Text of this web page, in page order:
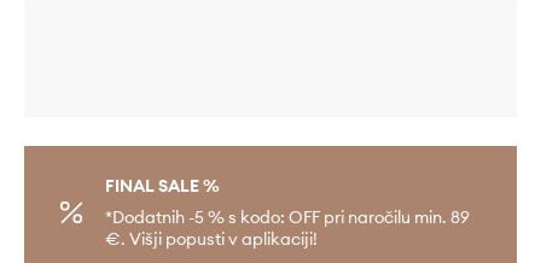
FINAL SALE %
*Dodatnih -5 % s kodo: OFF pri naročilu min. 89
€. Višji popusti v aplikaciji!